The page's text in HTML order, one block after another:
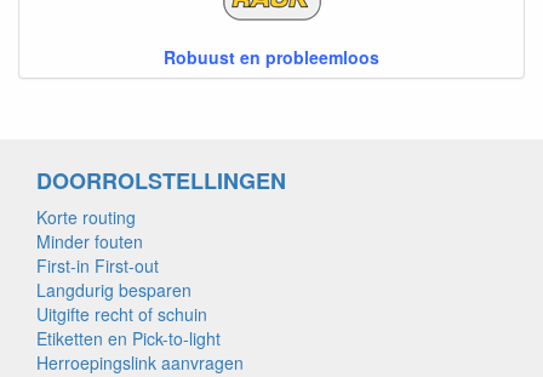
Robuust en probleemloos
DOORROLSTELLINGEN
Korte routing
Minder fouten
First-in First-out
Langdurig besparen
Uitgifte recht of schuin
Etiketten en Pick-to-light
Herroepingslink aanvragen